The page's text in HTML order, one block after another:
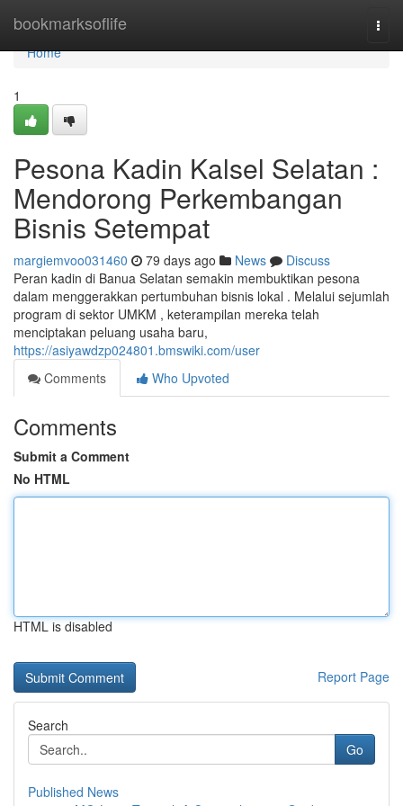
bookmarksoflife
Home
Home
1
Pesona Kadin Kalsel Selatan :
Mendorong Perkembangan
Bisnis Setempat
margiemvoo031460 79 days ago News
Discuss
Peran kadin di Banua Selatan semakin membuktikan pesona
dalam menggerakkan pertumbuhan bisnis lokal . Melalui sejumlah
program di sektor UMKM , keterampilan mereka telah
menciptakan peluang usaha baru,
https://asiyawdzp024801.bmswiki.com/user
Comments
Who Upvoted
Comments
Submit a Comment
No HTML
HTML is disabled
Report Page
Search
Go
Published News